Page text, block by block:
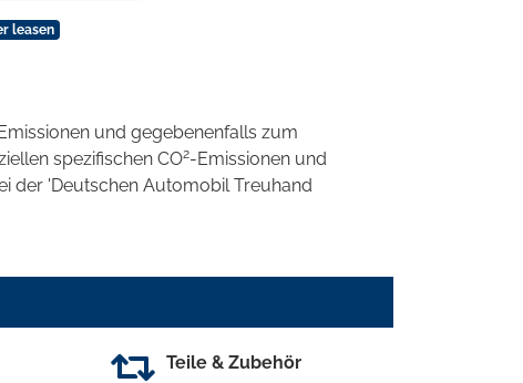
leasen
und gegebenenfalls zum
spezifischen CO2-Emissionen und
der 'Deutschen Automobil Treuhand
Teile & Zubehör